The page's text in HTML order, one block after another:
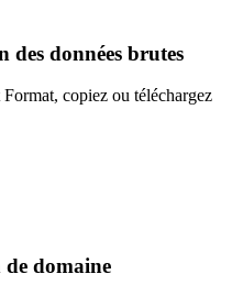
données brutes
copiez ou téléchargez
domaine